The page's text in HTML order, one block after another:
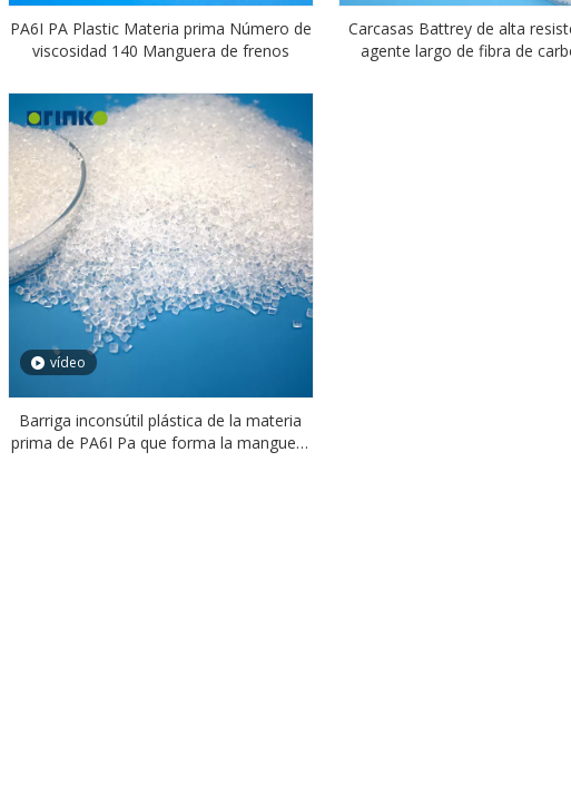
PA6I PA Plastic Materia prima Número de
viscosidad 140 Manguera de frenos
Carcasas Battrey de alta
agente largo de fibra de
vídeo
Barriga inconsútil plástica de la materia
prima de PA6I Pa que forma la manguera